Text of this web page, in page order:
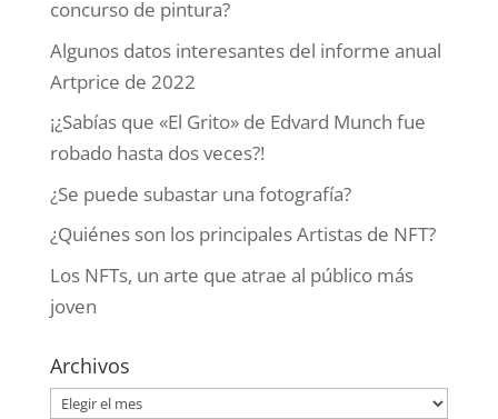
concurso de pintura?
Algunos datos interesantes del informe anual
Artprice de 2022
¡¿Sabías que «El Grito» de Edvard Munch fue
robado hasta dos veces?!
¿Se puede subastar una fotografía?
¿Quiénes son los principales Artistas de NFT?
Los NFTs, un arte que atrae al público más
joven
Archivos
Archivos